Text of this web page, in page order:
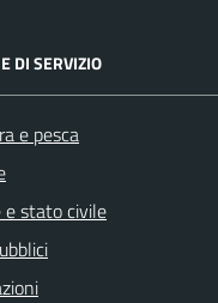
DI SERVIZIO
e pesca
e stato civile